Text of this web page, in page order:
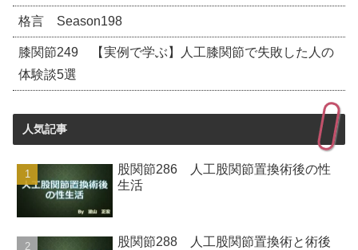
格言 Season198
膝関節249 【実例で学ぶ】人工膝関節で失敗した人の
体験談5選
人気記事
股関節286 人工股関節置換術後の性
生活
股関節288 人工股関節置換術と術後